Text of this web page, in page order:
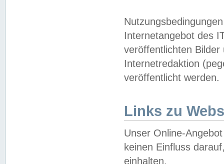
Internetangebot des
veröffentlichten
Internetredaktion
veröffentlicht werden.
Links zu
Unser Online-
keinen Einfluss
einhalten.